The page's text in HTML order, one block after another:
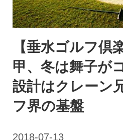
【垂水ゴルフ倶
甲、冬は舞子が
設計はクレーン
フ界の基盤